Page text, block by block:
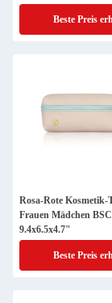
Beste Preis
Rosa-Rote Kosmetik-
Frauen Mädchen
9.4x6.5x4.7"
Beste Preis